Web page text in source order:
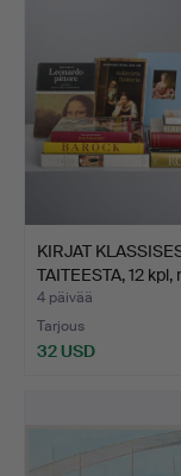
KIRJAT
TAITEESTA, 12
4 päivää
Tarjous
32 USD